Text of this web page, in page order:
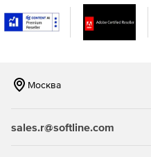
Металлические
системе ГРУНТ, а также
сочетания нагрузок по
Москва
sales.r@softline.com